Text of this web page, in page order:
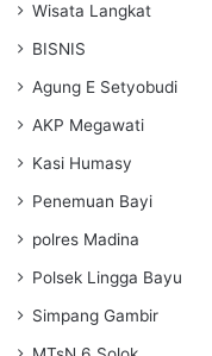
Wisata Langkat
BISNIS
Agung E Setyobudi
AKP Megawati
Kasi Humasy
Penemuan Bayi
polres Madina
Polsek Lingga Bayu
Simpang Gambir